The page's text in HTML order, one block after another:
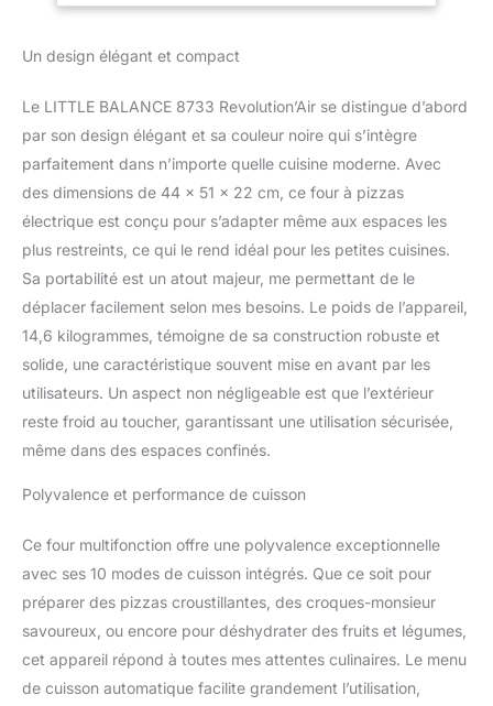
Flammekueches, 4
adaptés (de 250 à
cuissons parfaites,
rapides (moins de 5 min)
et toujours réussies -
Mode Cuisson en
continu Four
multifonction 3 en 1 :
Four à pizza, Air Fryer et
cuissons
préprogrammés : Cuire,
réchauffer, griller,
décongeler, maintenir au
vos recettes et vos
préparations : Viande,
Légumes, Frites,
plus encore… -
réglables pour des
recettes personnalisées :
d’utilisation, très intuitif.
Arrêt automatique en fin
de cuisson Air Fryer avec
Technologie à Air Pulsé «
Un design élégant et compact
Le LITTLE BALANCE 8733 Revolution’Air se distingue d’abord
par son design élégant et sa couleur noire qui s’intègre
parfaitement dans n’importe quelle cuisine moderne. Avec
des dimensions de 44 x 51 x 22 cm, ce four à pizzas
électrique est conçu pour s’adapter même aux espaces les
plus restreints, ce qui le rend idéal pour les petites cuisines.
Sa portabilité est un atout majeur, me permettant de le
déplacer facilement selon mes besoins. Le poids de l’appareil,
14,6 kilogrammes, témoigne de sa construction robuste et
solide, une caractéristique souvent mise en avant par les
utilisateurs. Un aspect non négligeable est que l’extérieur
reste froid au toucher, garantissant une utilisation sécurisée,
même dans des espaces confinés.
Polyvalence et performance de cuisson
Ce four multifonction offre une polyvalence exceptionnelle
avec ses 10 modes de cuisson intégrés. Que ce soit pour
préparer des pizzas croustillantes, des croques-monsieur
savoureux, ou encore pour déshydrater des fruits et légumes,
cet appareil répond à toutes mes attentes culinaires. Le menu
de cuisson automatique facilite grandement l’utilisation,